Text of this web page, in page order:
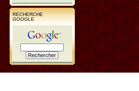
RECHERCHE
GOOGLE